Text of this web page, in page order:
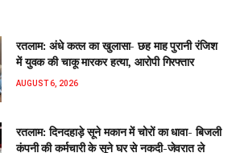
रतलाम: अंधे कत्ल का खुलासा- छह माह पुरानी रंजिश
में युवक की चाकू मारकर हत्या, आरोपी गिरफ्तार
AUGUST 6, 2026
रतलाम: दिनदहाड़े सूने मकान में चोरों का धावा- बिजली
कंपनी की कर्मचारी के सूने घर से नकदी-जेवरात ले